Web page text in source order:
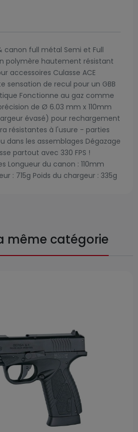
canon full métal Semi et Full
polymère hautement résistant
accessoires Culasse ACE
sensation de recul pour un GBB
Fonctionne au gaz comme
de Ø 6.03 mm x 110mm
évasé) pour rechargement
résistantes à l'usure - parties
dans les assemblages Dégazage
partout avec 330 FPS !
Longueur du canon : 110mm
: 715g Poids du chargeur : 335g
même catégorie